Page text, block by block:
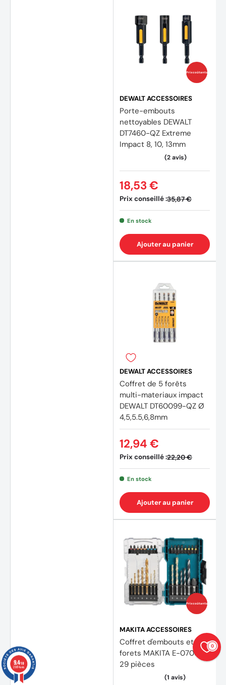
Prix coûtants
DEWALT ACCESSOIRES
Porte-embouts
nettoyables DEWALT
DT7460-QZ Extreme
Impact 8, 10, 13mm
Prix conseillé :35,87 €
18,53 €
En stock
Ajouter au panier
DEWALT ACCESSOIRES
Coffret de 5 forêts
multi-materiaux impact
DEWALT DT60099-QZ Ø
4,5,5.5,6,8mm
Prix conseillé :22,20 €
12,94 €
En stock
Ajouter au panier
Prix coûtants
MAKITA ACCESSOIRES
Coffret d'embouts et
forets MAKITA E-07054
29 pièces
0
9.4/10
23874 avis